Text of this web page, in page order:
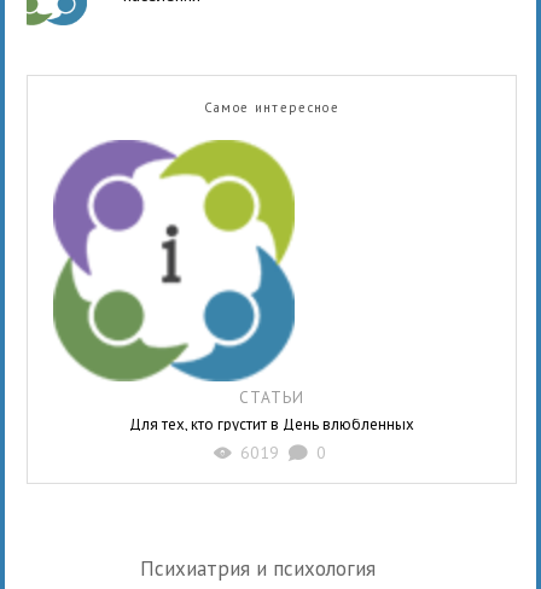
Самое интересное
СТАТЬИ
Для тех, кто грустит в День влюбленных
X 6019 K 0
Психиатрия и психология